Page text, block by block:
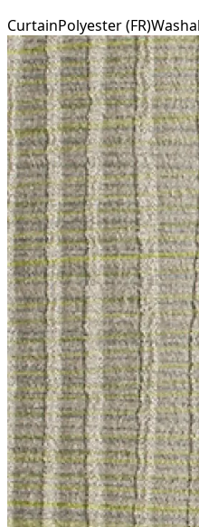
CurtainPolyester (FR)